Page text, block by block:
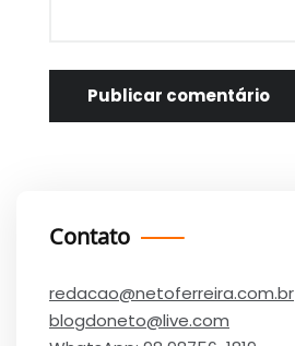
Contato
redacao@netoferreira.com.br
blogdoneto@live.com